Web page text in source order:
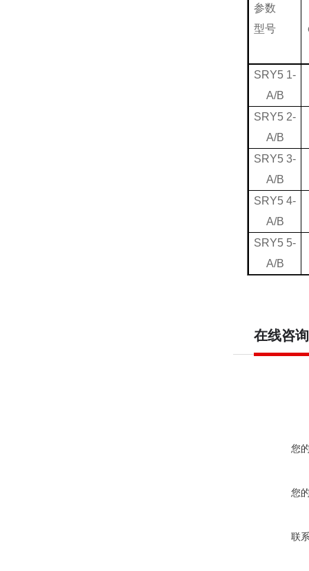
参数
型号
SRY5 1-
A/B
SRY5 2-
A/B
SRY5 3-
A/B
SRY5 4-
A/B
SRY5 5-
A/B
在线咨询
您
您
联